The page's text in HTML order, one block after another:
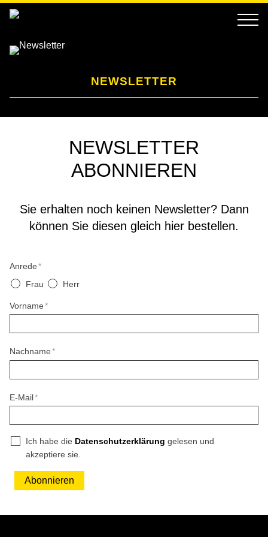
NEWSLETTER
NEWSLETTER
ABONNIEREN
Sie erhalten noch keinen Newsletter? Dann
können Sie diesen gleich hier bestellen.
Anrede*
Frau
Herr
Vorname*
Nachname*
E-Mail*
Ich habe die Datenschutzerklärung gelesen und
akzeptiere sie.
Abonnieren